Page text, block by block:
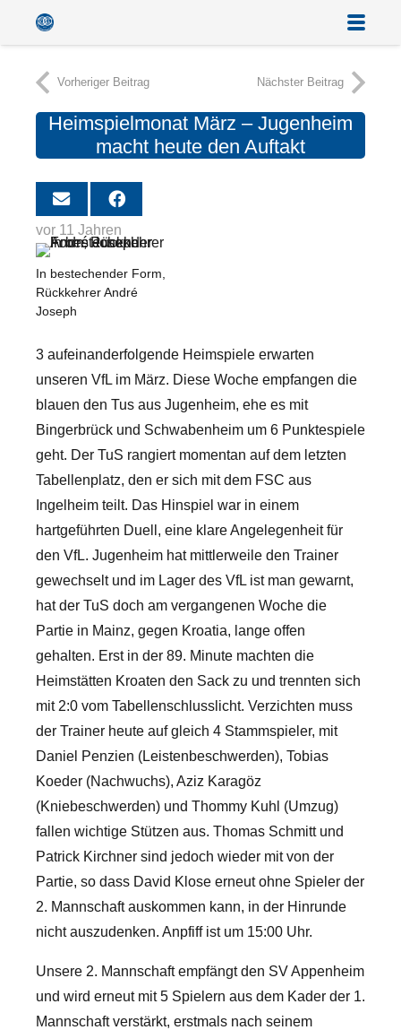
Vorheriger Beitrag Nächster Beitrag
Heimspielmonat März – Jugenheim
macht heute den Auftakt
vor 11 Jahren
In bestechender Form,
Rückkehrer André
Joseph
3 aufeinanderfolgende Heimspiele erwarten
unseren VfL im März. Diese Woche empfangen die
blauen den Tus aus Jugenheim, ehe es mit
Bingerbrück und Schwabenheim um 6 Punktespiele
geht. Der TuS rangiert momentan auf dem letzten
Tabellenplatz, den er sich mit dem FSC aus
Ingelheim teilt. Das Hinspiel war in einem
hartgeführten Duell, eine klare Angelegenheit für
den VfL. Jugenheim hat mittlerweile den Trainer
gewechselt und im Lager des VfL ist man gewarnt,
hat der TuS doch am vergangenen Woche die
Partie in Mainz, gegen Kroatia, lange offen
gehalten. Erst in der 89. Minute machten die
Heimstätten Kroaten den Sack zu und trennten sich
mit 2:0 vom Tabellenschlusslicht. Verzichten muss
der Trainer heute auf gleich 4 Stammspieler, mit
Daniel Penzien (Leistenbeschwerden), Tobias
Koeder (Nachwuchs), Aziz Karagöz
(Kniebeschwerden) und Thommy Kuhl (Umzug)
fallen wichtige Stützen aus. Thomas Schmitt und
Patrick Kirchner sind jedoch wieder mit von der
Partie, so dass David Klose erneut ohne Spieler der
2. Mannschaft auskommen kann, in der Hinrunde
nicht auszudenken. Anpfiff ist um 15:00 Uhr.
Unsere 2. Mannschaft empfängt den SV Appenheim
und wird erneut mit 5 Spielern aus dem Kader der 1.
Mannschaft verstärkt, erstmals nach seinem